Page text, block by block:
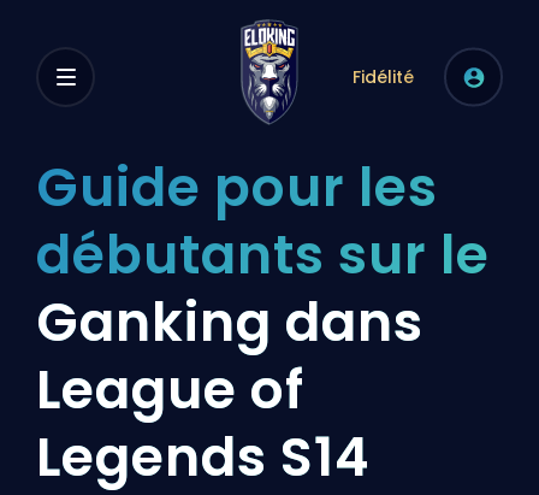
Fidélité
Guide pour les
débutants sur le
Ganking dans
League of
Legends S14